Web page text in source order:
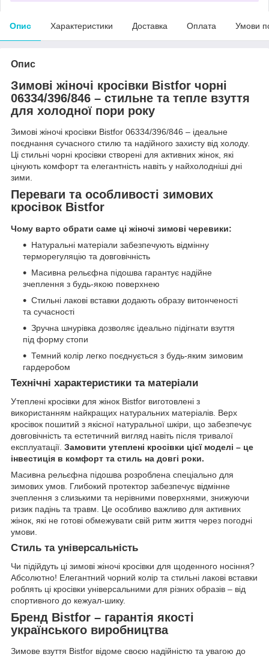
Опис Характеристики Доставка Оплата Умови
Опис
Зимові жіночі кросівки Bistfor чорні
06334/396/846 – стильне та тепле взуття
для холодної пори року
Зимові жіночі кросівки Bistfor 06334/396/846 – ідеальне
поєднання сучасного стилю та надійного захисту від холоду.
Ці стильні чорні кросівки створені для активних жінок, які
цінують комфорт та елегантність навіть у найхолодніші дні
зими.
Переваги та особливості зимових
кросівок Bistfor
Чому варто обрати саме ці жіночі зимові черевики:
Натуральні матеріали забезпечують відмінну
терморегуляцію та довговічність
Масивна рельєфна підошва гарантує надійне
зчеплення з будь-якою поверхнею
Стильні лакові вставки додають образу витонченості
та сучасності
Зручна шнурівка дозволяє ідеально підігнати взуття
під форму стопи
Темний колір легко поєднується з будь-яким зимовим
гардеробом
Технічні характеристики та матеріали
Утеплені кросівки для жінок Bistfor виготовлені з
використанням найкращих натуральних матеріалів. Верх
кросівок пошитий з якісної натуральної шкіри, що забезпечує
довговічність та естетичний вигляд навіть після тривалої
експлуатації. Замовити утеплені кросівки цієї моделі – це
інвестиція в комфорт та стиль на довгі роки.
Масивна рельєфна підошва розроблена спеціально для
зимових умов. Глибокий протектор забезпечує відмінне
зчеплення з слизькими та нерівними поверхнями, знижуючи
ризик падінь та травм. Це особливо важливо для активних
жінок, які не готові обмежувати свій ритм життя через погодні
умови.
Стиль та універсальність
Чи підійдуть ці зимові жіночі кросівки для щоденного носіння?
Абсолютно! Елегантний чорний колір та стильні лакові вставки
роблять ці кросівки універсальними для різних образів – від
спортивного до кежуал-шику.
Бренд Bistfor – гарантія якості
українського виробництва
Зимове взуття Bistfor відоме своєю надійністю та увагою до